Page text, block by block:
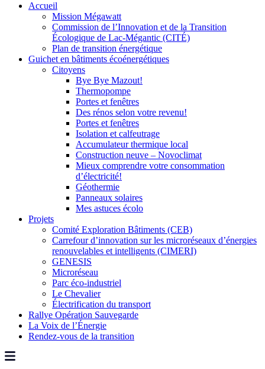
Accueil
Mission Mégawatt
Commission de l’Innovation et de la Transition
Écologique de Lac-Mégantic (CITÉ)
Plan de transition énergétique
Guichet en bâtiments écoénergétiques
Citoyens
Bye Bye Mazout!
Thermopompe
Portes et fenêtres
Des rénos selon votre revenu!
Portes et fenêtres
Isolation et calfeutrage
Accumulateur thermique local
Construction neuve – Novoclimat
Mieux comprendre votre consommation
d’électricité!
Géothermie
Panneaux solaires
Mes astuces écolo
Projets
Comité Exploration Bâtiments (CEB)
Carrefour d’innovation sur les microréseaux d’énergies
renouvelables et intelligents (CIMERI)
GENESIS
Microréseau
Parc éco-industriel
Le Chevalier
Électrification du transport
Rallye Opération Sauvegarde
La Voix de l’Énergie
Rendez-vous de la transition